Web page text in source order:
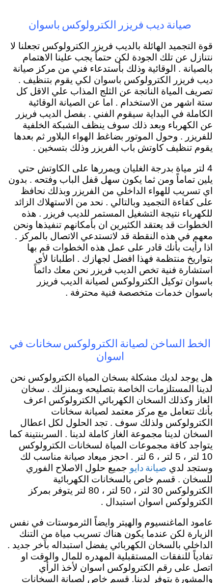
صيانة ديب فريزر الكترولوكس باسوان
قوة التجميد الهائلة بالديب فريزر الكترولوكس تجعلنا لا
نتنازل عن تلك الجودة لكن حتماً يجب علينا الاهتمام
بالصيانة . الوقائية وذلك بأستدعاء فني من مركز صيانة
ديب فريزر الكترولوكس باسوان لكي يقوم بتنظيف .
تصريف المياة الناتجة عن الثلج المذاب علي الاقل كل
ستة اشهر من الاستخدام . اما عن الصيانة الوقائية
الكاملة في البداية سيقوم الفني . بفصل الديب فريزر
عن الكهرباء وبعد ذلك سوف ينظف الشبكة الخلفية
للفريزر . وحول الموتور بضاغط الهواء البلاور ثم بعدها
يقوم تنظيف كاوتش باب الفريزر وذلك بتسخين .
4 لتر مياة بدرجة الغليان ويمررها على الكاوتش حتي
يلين تماماً ومن ثما يكون سهل قفل الباب وفتحه . بدون
اي تسريب للهواء الداخلي من الفريزر وبذلك نحافظ
على كفاءة التجميد وبالتالي . نحد من الاستهلاك الزائد
للكهرباء نتيجة التشغيل المستمر للديب فريزر . هذه
الخطوات قد يعتقد الكثيرين ان بأمكانهم تنفيذها ونحن
معهم في هذه النقطة قد لاتستدعي الاتصال بالمركز .
اذا رأيت بأنك قادر على عمل هذه الخطوات قم بها
بتواريخ منتظمة فهذا افضل لجهازك . اطلبانا لأي
استشارة فنية تخص الديب فريزر نحن معك دائماً
باسوان توكيل الكترولوكس لصيانة الديب فريزر
باسوان خدمات متخصصة فنية محترفة .
الخط الساخن لصيانة الكترولوكس سخانات في
اسوان
هل يوجد لديك مشكلة بسخان المياة الكترولوكس نحن
لدينا المستلزمات الخاصة بتصليحه وبمنزلك . سخان
الغاز وكذلك السخان الكهربائي الكترولوكس اعرف
بأنك تتعامل مع مركز معتمد لصيانة سخانات
الكترولوكس ولذلك سوف . تجد الحلول لكل اعطال
السخان لدينا مجموعة الغاز كاملة لدينا . السربنتينة كما
يتواجد كافة مجموعات المياة لسخانات الكترولوكس
10 لتر ، 5 لتر ، 6 لتر . احجز ميعاد صيانة مناسب لك
وستجد لدي صيانة دايو جميع حلول الاصلاح الفوري
للسخان . قسم خاص بالسخانات الكهربائية
الكترولوكس 30 لتر ، 50 لتر ، 80 لتر يتوفر بمركز
الكترولوكس اسوان استبدال .
عامود الماغنسيوم والهيتر وايضاً الثرموستات في نفس
الزيارة لكن عندما يكون هناك تسريب مياة من التنك
الداخلي بالسخان الكهربائي يفضل استبداله باَخر جديد .
تفادياً للنفقات المستقبلية المهدره للمال والوقت او
اتصل على رقم الكترولوكس اسوان لأخذ الرأي
والمشورة يتوفر لدينا. قسم خاص لصيانة السخانات